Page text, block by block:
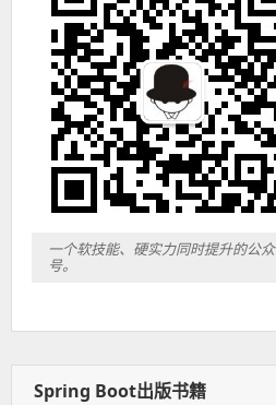
一个软技能、硬实力同时提升的公众
号。
Spring Boot出版书籍